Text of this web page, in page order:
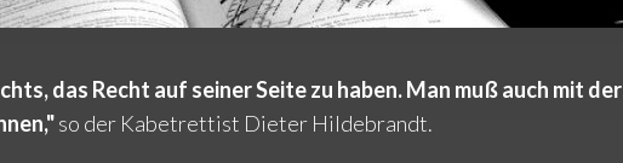
das Recht auf seiner Seite zu haben. Man muß auch mit der
so der Kabetrettist Dieter Hildebrandt.